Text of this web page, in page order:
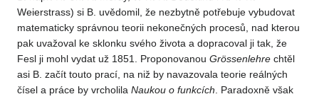
Weierstrass) si B. uvědomil, že nezbytně potřebuje vybudovat
matematicky správnou teorii nekonečných procesů, nad kterou
pak uvažoval ke sklonku svého života a dopracoval ji tak, že
Fesl ji mohl vydat už 1851. Proponovanou Grössenlehre chtěl
asi B. začít touto prací, na niž by navazovala teorie reálných
čísel a práce by vrcholila Naukou o funkcích . Paradoxně však